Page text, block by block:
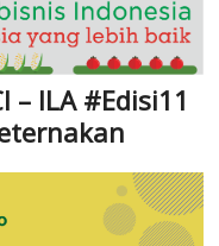
u
t
t
o
n
– ILA #Edisi11